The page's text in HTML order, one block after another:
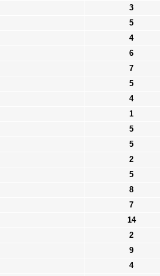
3
5
4
6
7
5
4
1
5
5
2
5
8
7
14
2
9
4